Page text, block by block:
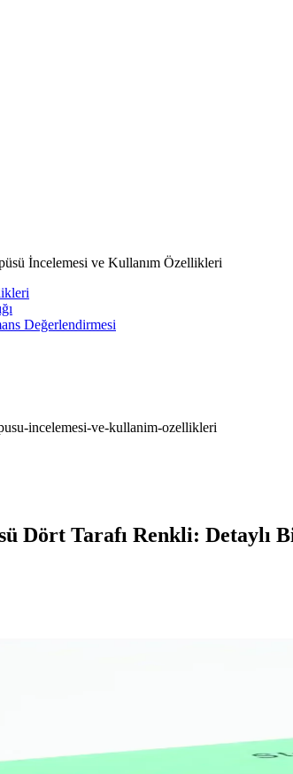
İncelemesi ve Kullanım Özellikleri
Değerlendirmesi
incelemesi-ve-kullanim-ozellikleri
Dört Tarafı Renkli: Detaylı